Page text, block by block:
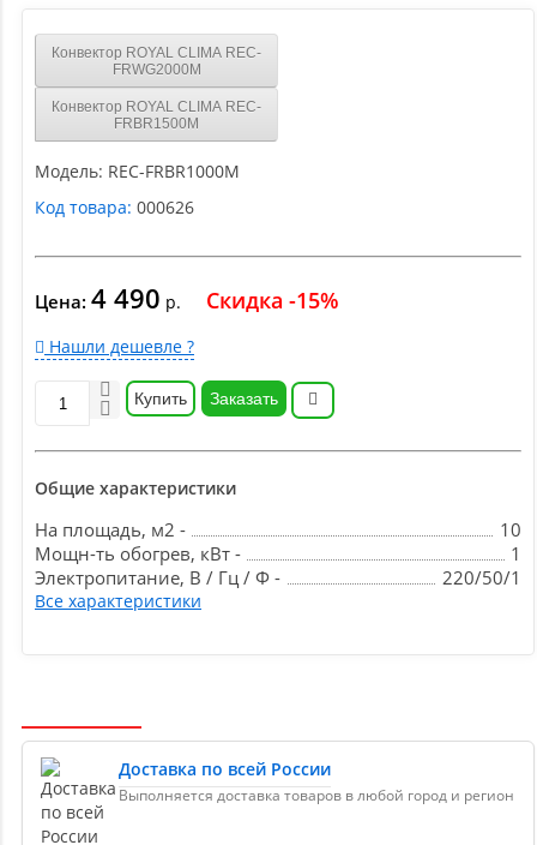
Конвектор ROYAL CLIMA REC-
FRWG2000M
Конвектор ROYAL CLIMA REC-
FRBR1500M
Модель: REC-FRBR1000M
Код товара: 000626
Цена: 4 490 р. Скидка -15%
Нашли дешевле ?
Купить Заказать
Общие характеристики
На площадь, м2 -
10
Мощн-ть обогрев, кВт -
1
Электропитание, В / Гц / Ф -
220/50/1
Все характеристики
Доставка по всей России
Выполняется доставка товаров в любой город и регион